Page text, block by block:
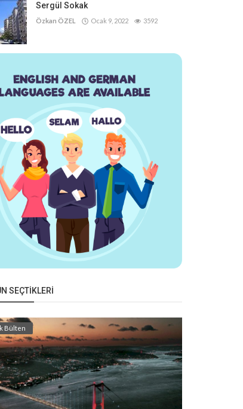
Sergül Sokak
Özkan ÖZEL Ocak 9, 2022 3592
SEÇTIKLERI
Bülten